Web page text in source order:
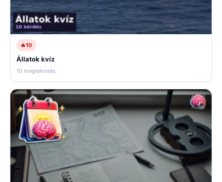
🔥10
Állatok kvíz
10 megtekintés